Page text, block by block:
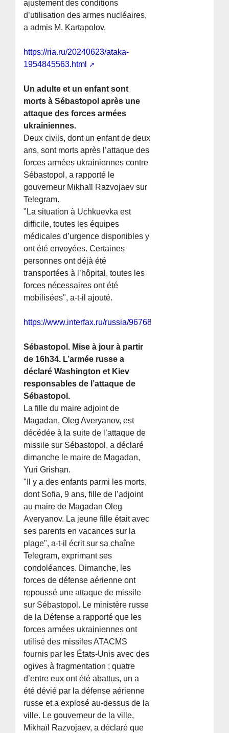
ajustement des conditions
d’utilisation des armes nucléaires,
a admis M. Kartapolov.
https://ria.ru/20240623/ataka-
1954845563.html
Un adulte et un enfant sont
morts à Sébastopol après une
attaque des forces armées
ukrainiennes.
Deux civils, dont un enfant de deux
ans, sont morts après l’attaque des
forces armées ukrainiennes contre
Sébastopol, a rapporté le
gouverneur Mikhaïl Razvojaev sur
Telegram.
"La situation à Uchkuevka est
difficile, toutes les équipes
médicales d’urgence disponibles y
ont été envoyées. Certaines
personnes ont déjà été
transportées à l’hôpital, toutes les
forces nécessaires ont été
mobilisées", a-t-il ajouté.
https://www.interfax.ru/russia/967688
Sébastopol. Mise à jour à partir
de 16h34. L’armée russe a
déclaré Washington et Kiev
responsables de l’attaque de
Sébastopol.
La fille du maire adjoint de
Magadan, Oleg Averyanov, est
décédée à la suite de l’attaque de
missile sur Sébastopol, a déclaré
dimanche le maire de Magadan,
Yuri Grishan.
"Il y a des enfants parmi les morts,
dont Sofia, 9 ans, fille de l’adjoint
au maire de Magadan Oleg
Averyanov. La jeune fille était avec
ses parents en vacances sur la
plage", a-t-il écrit sur sa chaîne
Telegram, exprimant ses
condoléances. Dimanche, les
forces de défense aérienne ont
repoussé une attaque de missile
sur Sébastopol. Le ministère russe
de la Défense a rapporté que les
forces armées ukrainiennes ont
utilisé des missiles ATACMS
fournis par les États-Unis avec des
ogives à fragmentation ; quatre
d’entre eux ont été abattus, un a
été dévié par la défense aérienne
russe et a explosé au-dessus de la
ville. Le gouverneur de la ville,
Mikhaïl Razvojaev, a déclaré que